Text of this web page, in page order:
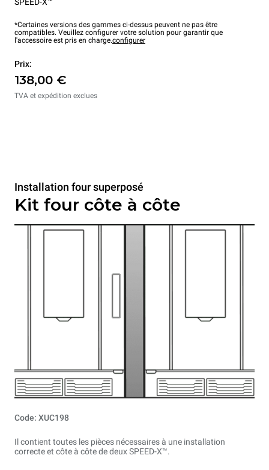
SPEED-X™
*Certaines versions des gammes ci-dessus peuvent ne pas être
compatibles. Veuillez configurer votre solution pour garantir que
l'accessoire est pris en charge.configurer
Prix:
138,00 €
TVA et expédition exclues
Installation four superposé
Kit four côte à côte
Code: XUC198
Il contient toutes les pièces nécessaires à une installation
correcte et côte à côte de deux SPEED-X™.